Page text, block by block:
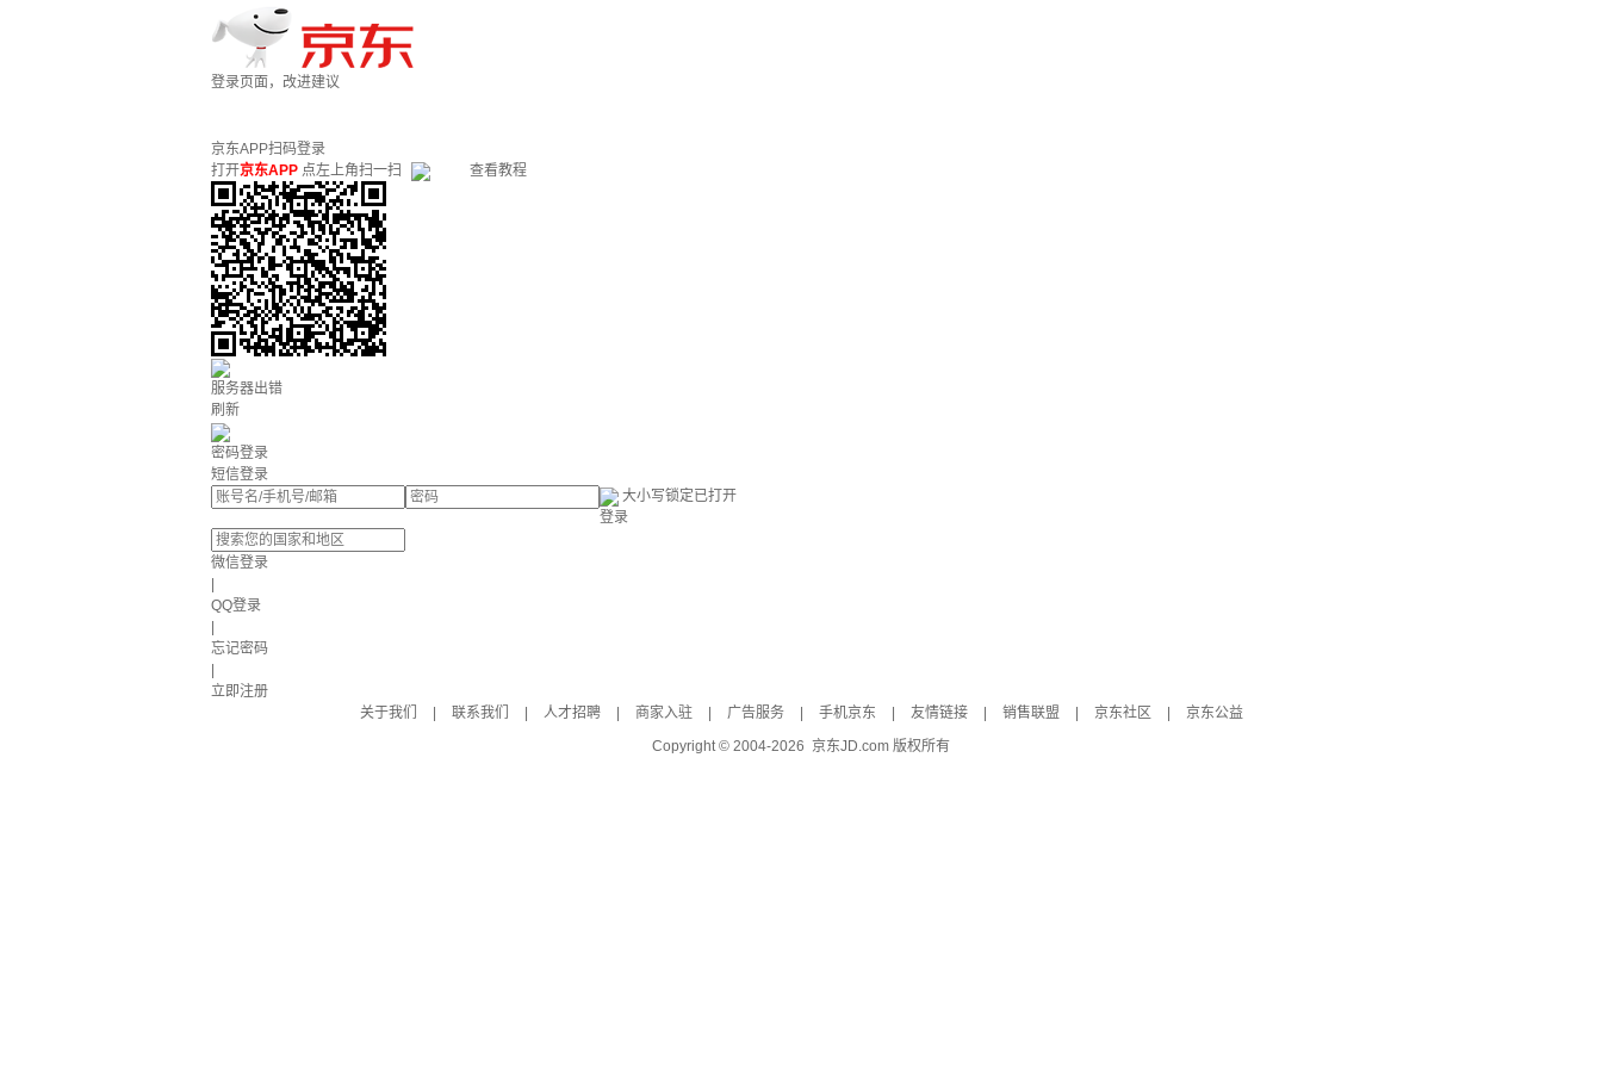
登录页面，改进建议
京东APP扫码登录
打开京东APP 点左上角扫一扫 查看教程
服务器出错
刷新
密码登录
短信登录
大小写锁定已打开
登录
微信登录
QQ登录
忘记密码
立即注册
关于我们
联系我们 人才招聘 商家入驻 广告服务 手机京东 友情链接 销售联盟 京东社区
京东公益
Copyright © 2004-2026 京东JD.com 版权所有